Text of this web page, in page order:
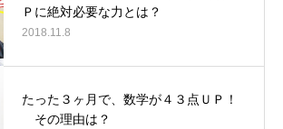
Ｐに絶対必要な力とは？
2018.11.8
たった３ヶ月で、数学が４３点ＵＰ！
その理由は？